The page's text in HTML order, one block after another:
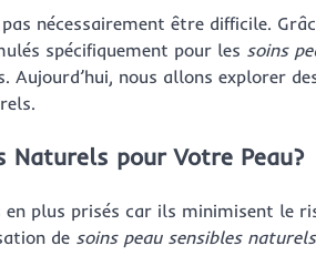
nécessairement être difficile.
spécifiquement pour les soins
nous allons explorer
Naturels pour Votre Peau?
plus prisés car ils minimisent le
de soins peau sensibles naturels